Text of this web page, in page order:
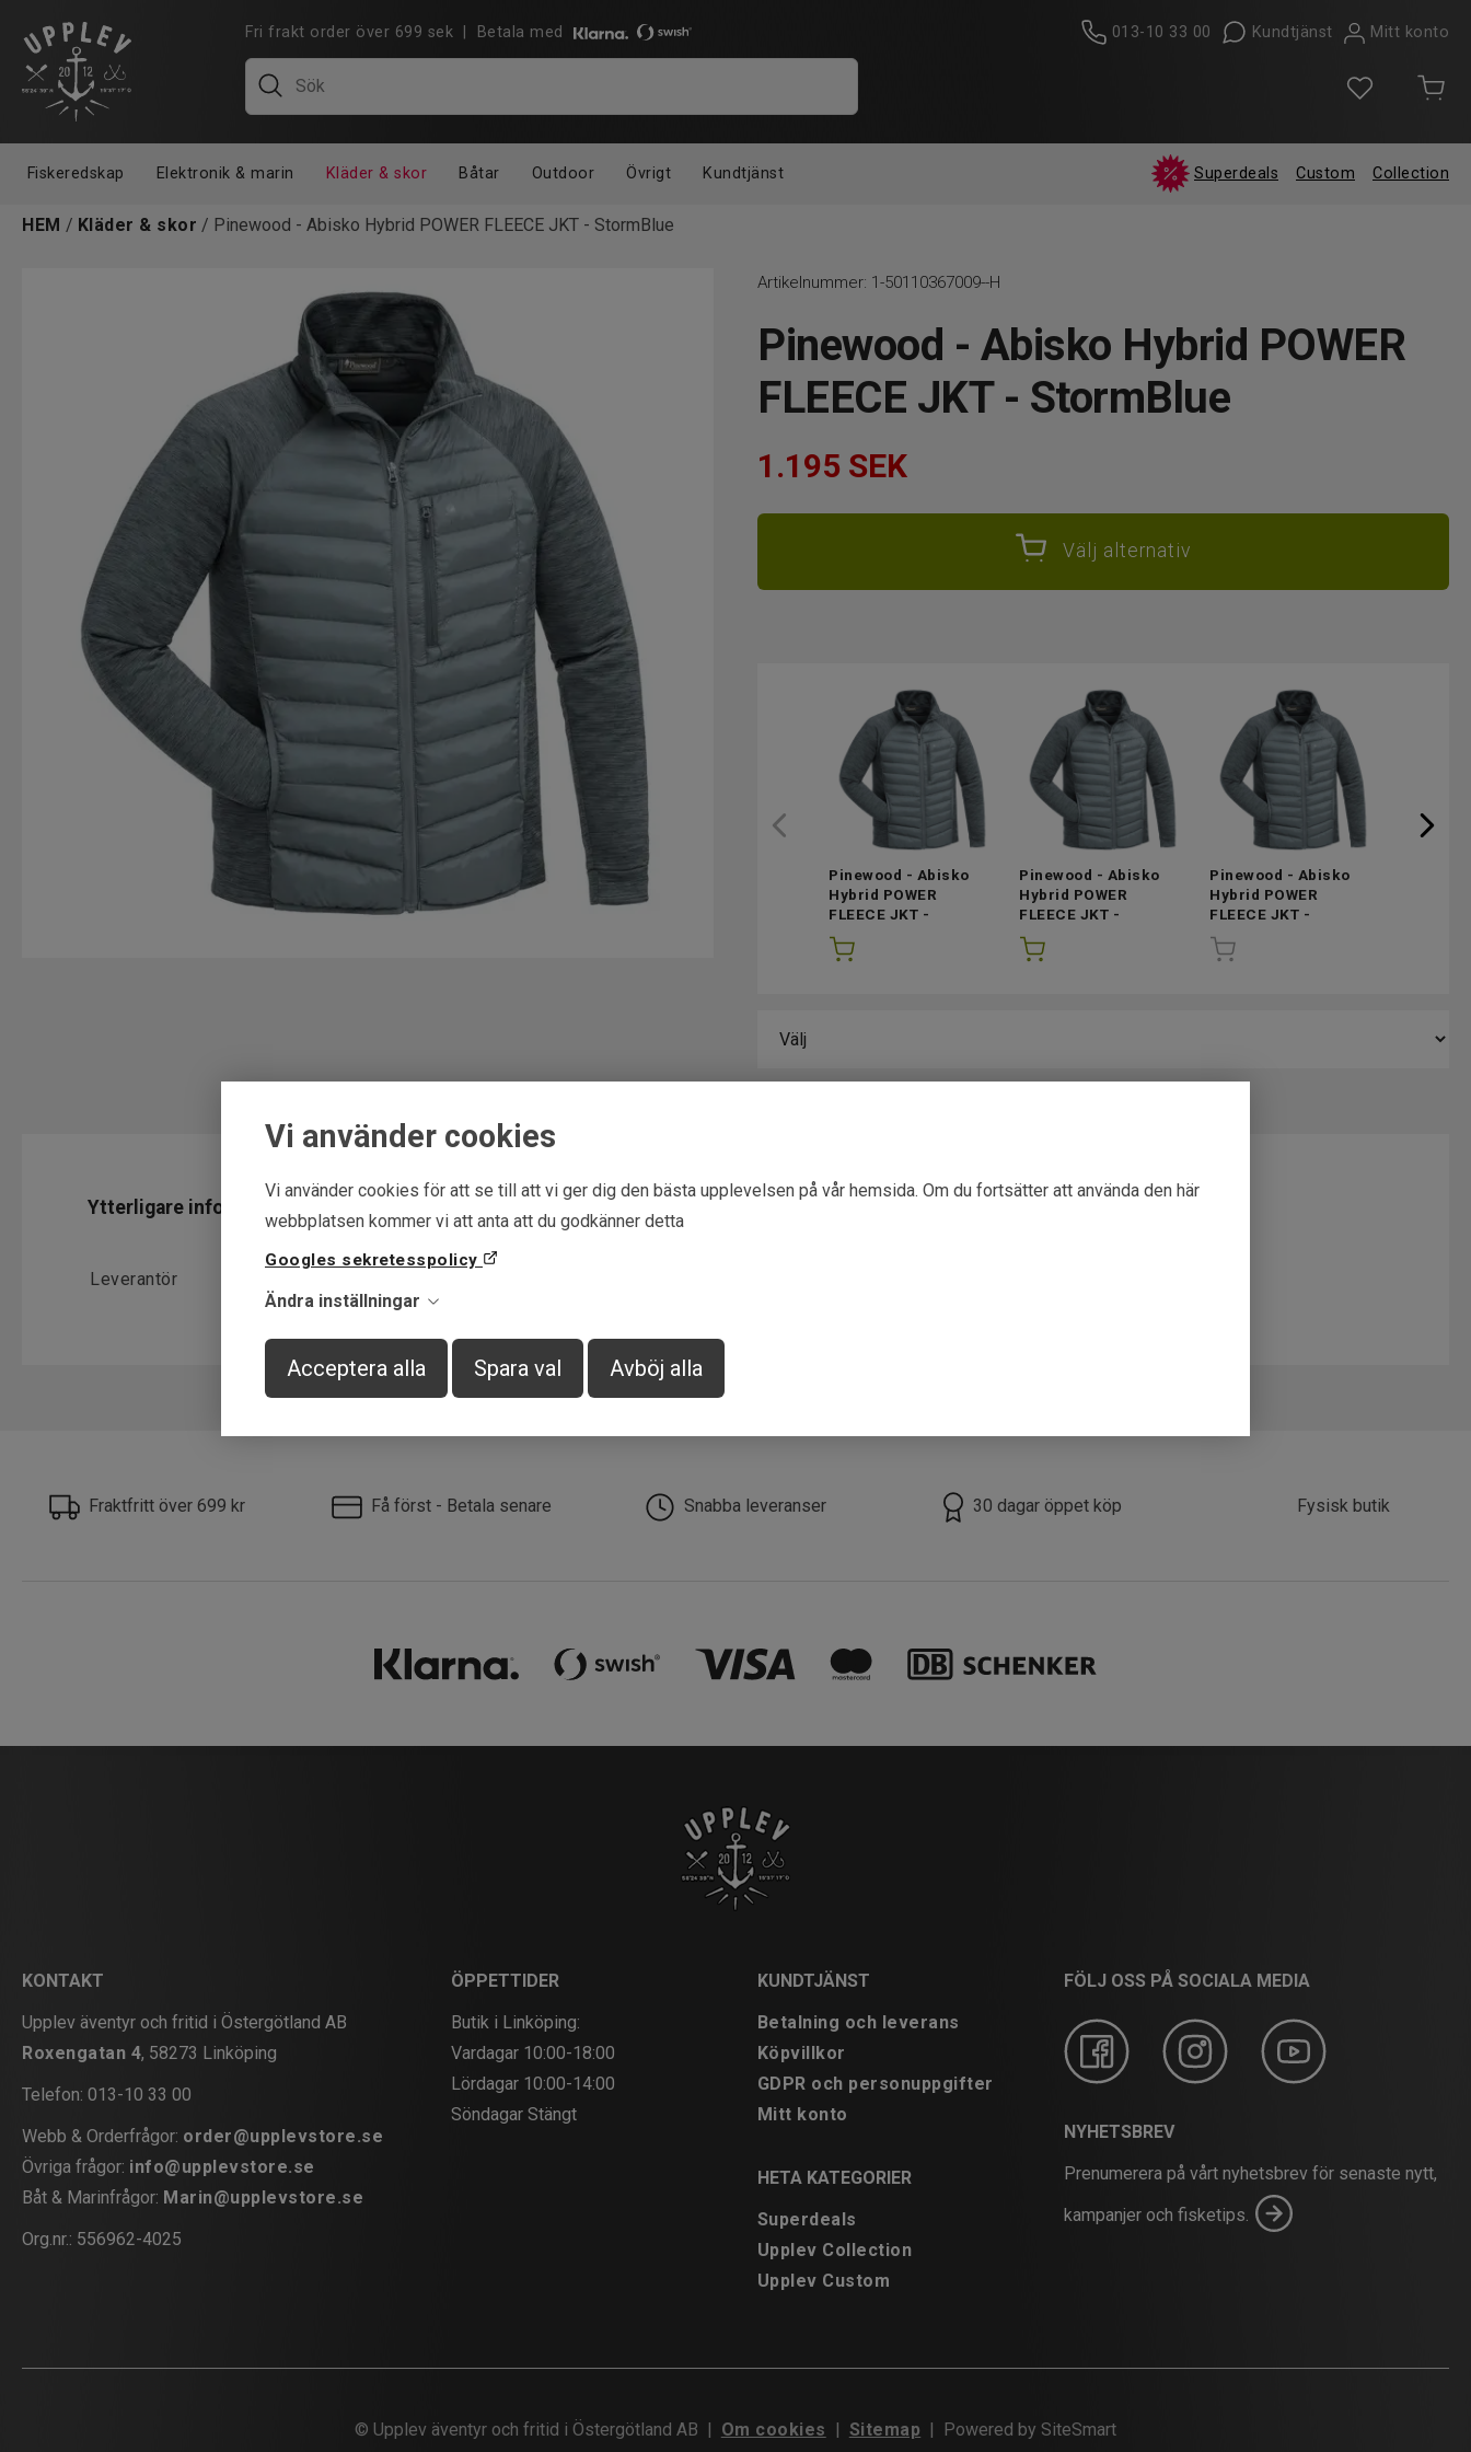
Vi använder cookies
Vi använder cookies för att se till att vi ger dig den bästa upplevelsen på vår hemsida. Om du fortsätter att använda den här
webbplatsen kommer vi att anta att du godkänner detta
Googles sekretesspolicy
Ändra inställningar
Acceptera alla Spara val Avböj alla
Fri frakt order över 699 sek | Betala med 013-10 33 00 Kundtjänst Mitt konto
Fiskeredskap Elektronik & marin Kläder & skor Båtar Outdoor Övrigt Kundtjänst Superdeals Custom Collection
HEM / Kläder & skor / Pinewood - Abisko Hybrid POWER FLEECE JKT - StormBlue
Artikelnummer: 1-50110367009--H
Pinewood - Abisko Hybrid POWER
FLEECE JKT - StormBlue
1.195 SEK
Välj alternativ
Pinewood - Abisko
Hybrid POWER
FLEECE JKT -
StormBlue - XL
lager)
Pinewood - Abisko
Hybrid POWER
FLEECE JKT -
StormBlue - Small
i lager)
Pinewood - Abisko
Hybrid POWER
FLEECE JKT -
StormBlue - Large
i lager)
Ytterligare information
Leverantör
Fraktfritt över 699 kr Få först - Betala senare Snabba leveranser 30 dagar öppet köp Fysisk butik
KONTAKT
Upplev äventyr och fritid i Östergötland AB
Roxengatan 4, 58273 Linköping
Telefon: 013-10 33 00
Webb & Orderfrågor: order@upplevstore.se
Övriga frågor: info@upplevstore.se
Båt & Marinfrågor: Marin@upplevstore.se
Org.nr.: 556962-4025
ÖPPETTIDER
Butik i Linköping:
Vardagar 10:00-18:00
Lördagar 10:00-14:00
Söndagar Stängt
KUNDTJÄNST
Betalning och leverans
Köpvillkor
GDPR och personuppgifter
Mitt konto
HETA KATEGORIER
Superdeals
Upplev Collection
Upplev Custom
FÖLJ OSS PÅ SOCIALA MEDIA
NYHETSBREV
Prenumerera på vårt nyhetsbrev för senaste nytt,
kampanjer och fisketips.
© Upplev äventyr och fritid i Östergötland AB | Om cookies | Sitemap | Powered by SiteSmart